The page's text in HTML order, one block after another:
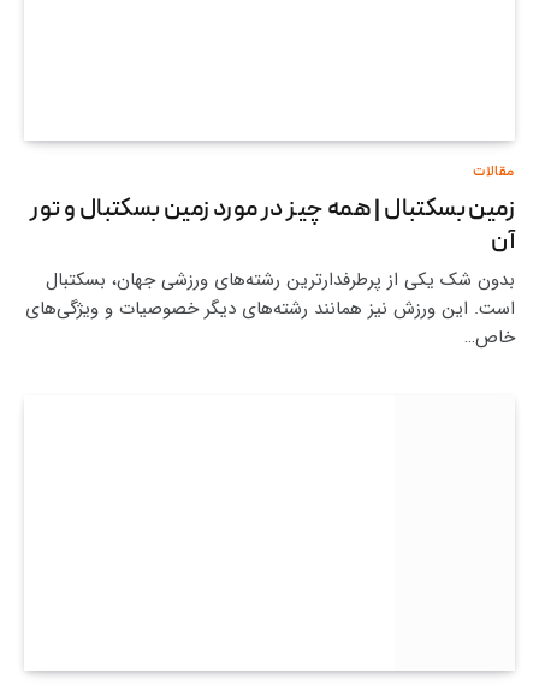
مقالات
زمین بسکتبال | همه چیز در مورد زمین بسکتبال و تور
آن
بدون شک یکی از پرطرفدارترین رشته‌های ورزشی جهان، بسکتبال
است. این ورزش نیز همانند رشته‌های دیگر خصوصیات و ویژگی‌های
خاص…